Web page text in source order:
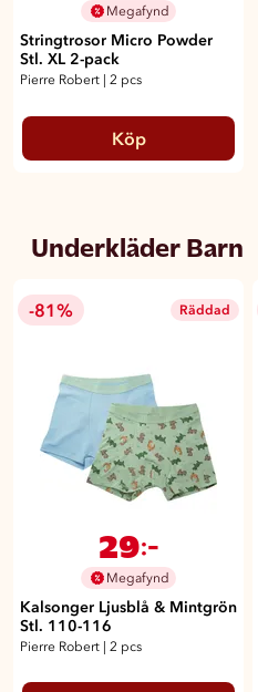
Megafynd
Stringtrosor Micro Powder
Stl. XL 2-pack
Pierre Robert 2 pcs
Köp
Underkläder Barn
-81% Räddad
29:-
Megafynd
Kalsonger Ljusblå & Mintgrön
Stl. 110-116
Pierre Robert | 2 pcs